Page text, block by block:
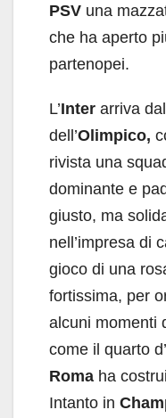
PSV una
che ha aperto
partenopei.
L’Inter arriva
dell’Olimpico,
rivista una
dominante e
giusto, ma
nell’impresa di
gioco di una
fortissima, per
alcuni momenti
come il quarto
Roma ha
Intanto in